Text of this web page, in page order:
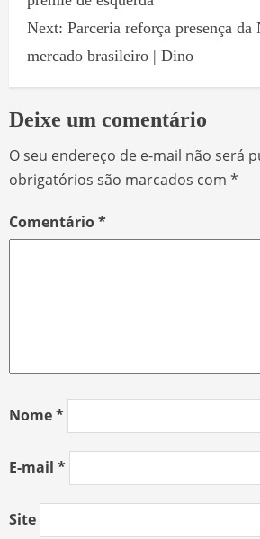
Next: Parceria reforça presença da
mercado brasileiro | Dino
Deixe um comentário
O seu endereço de e-mail não será
obrigatórios são marcados com *
Comentário*
Nome*
E-mail *
Site